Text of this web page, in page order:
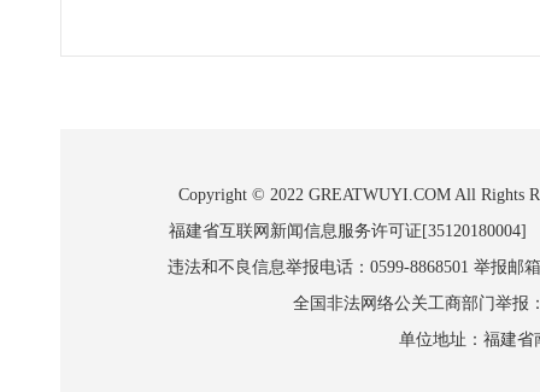
Copyright © 2022 GREATWUYI.COM All Rights
福建省互联网新闻信息服务许可证
违法和不良信息举报电话：0599-8868501 举报邮
全国非法网络公关工商部门举报
单位地址：福建省